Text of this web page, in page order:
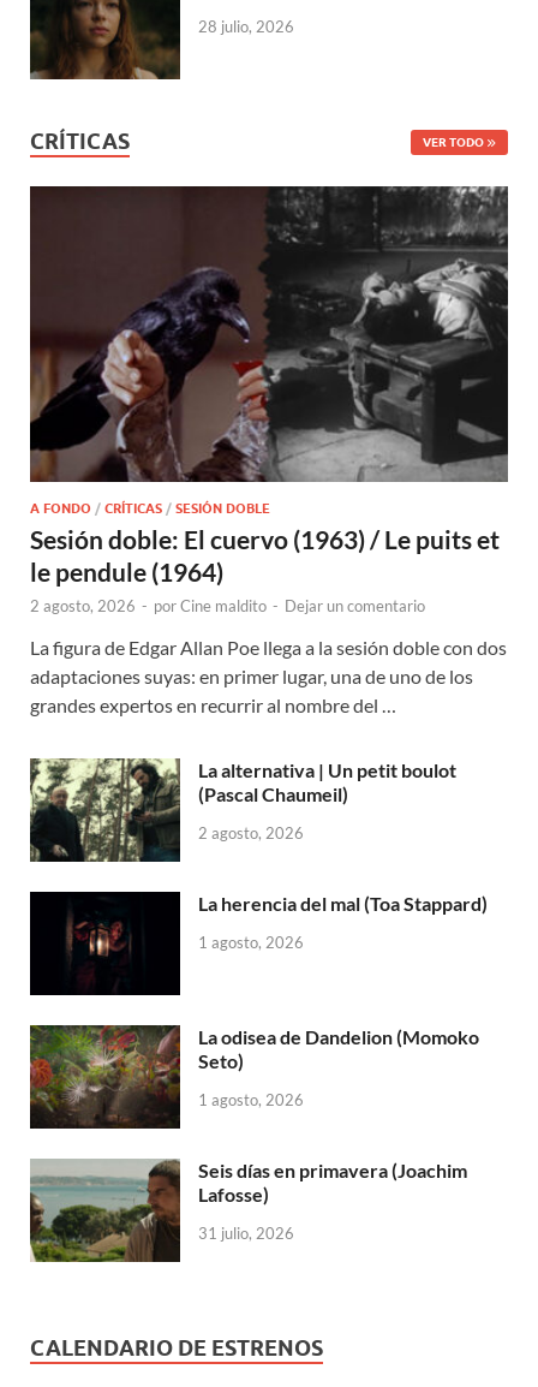
28 julio, 2026
CRÍTICAS VER TODO
A FONDO / CRÍTICAS / SESIÓN DOBLE
Sesión doble: El cuervo (1963) / Le puits et
le pendule (1964)
2 agosto, 2026 - porCine maldito - Dejar un comentario
La figura de Edgar Allan Poe llega a la sesión doble con dos
adaptaciones suyas: en primer lugar, una de uno de los
grandes expertos en recurrir al nombre del …
La alternativa | Un petit boulot
(Pascal Chaumeil)
2 agosto, 2026
La herencia del mal (Toa Stappard)
1 agosto, 2026
La odisea de Dandelion (Momoko
Seto)
1 agosto, 2026
Seis días en primavera (Joachim
Lafosse)
31 julio, 2026
CALENDARIO DE ESTRENOS